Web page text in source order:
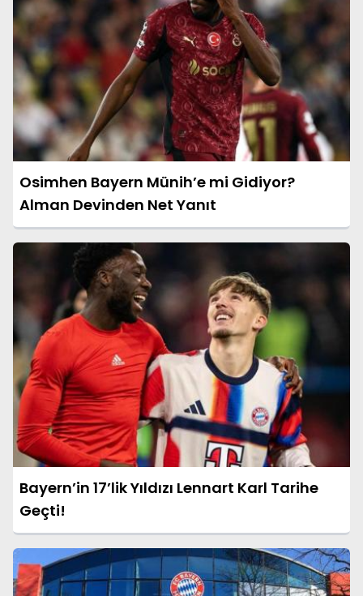
Osimhen Bayern Münih’e mi Gidiyor?
Alman Devinden Net Yanıt
Bayern’in 17’lik Yıldızı Lennart Karl Tarihe
Geçti!